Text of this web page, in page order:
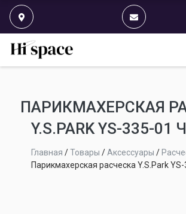
ПАРИКМАХЕРСКАЯ
Y.S.PARK YS-335-01
Главная /Товары /Аксессуары /
Парикмахерская расческа Y.S.Park